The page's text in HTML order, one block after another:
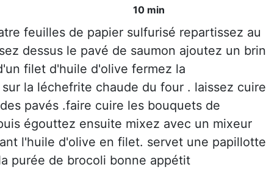
10 min
feuilles de papier sulfurisé repartissez au
dessus le pavé de saumon ajoutez un brin
filet d'huile d'olive fermez la
la léchefrite chaude du four . laissez cuire
pavés .faire cuire les bouquets de
égouttez ensuite mixez avec un mixeur
l'huile d'olive en filet. servet une papillotte
purée de brocoli bonne appétit